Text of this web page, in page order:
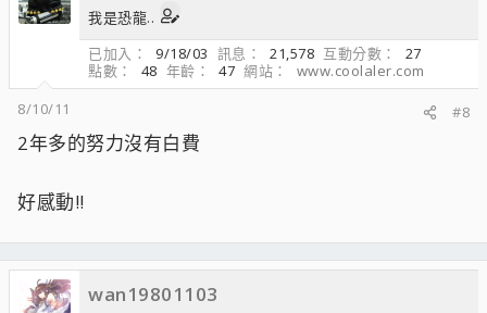
我是恐龍..
已加入
9/18/03 訊息 21,578 互動分數
27
點數
48 年齡 47 網站
www.coolaler.com
8/10/11
#8
2年多的努力沒有白費
好感動!!
wan19801103